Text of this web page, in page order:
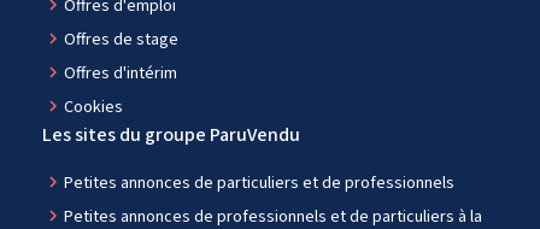
navigate_next Offres d'emploi
navigate_next Offres de stage
navigate_next Offres d'intérim
navigate_next Cookies
Les sites du groupe ParuVendu
navigate_next Petites annonces de particuliers et de professionnels
navigate_next Petites annonces de professionnels et de particuliers à la